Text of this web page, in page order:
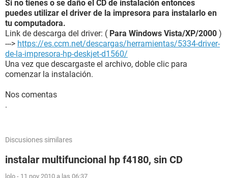
Si no tienes o se daño el CD de instalación entonces
puedes utilizar el driver de la impresora para instalarlo en
tu computadora.
Link de descarga del driver: ( Para Windows Vista/XP/2000 )
---> https://es.ccm.net/descargas/herramientas/5334-driver-
de-la-impresora-hp-deskjet-d1560/
Una vez que descargaste el archivo, doble clic para
comenzar la instalación.
Nos comentas
.
Discusiones similares
instalar multifuncional hp f4180, sin CD
lolo - 11 nov 2010 a las 06:37